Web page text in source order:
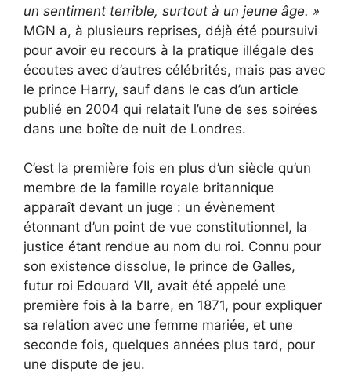
un sentiment terrible, surtout à un jeune âge. »
MGN a, à plusieurs reprises, déjà été poursuivi
pour avoir eu recours à la pratique illégale des
écoutes avec d’autres célébrités, mais pas avec
le prince Harry, sauf dans le cas d’un article
publié en 2004 qui relatait l’une de ses soirées
dans une boîte de nuit de Londres.
C’est la première fois en plus d’un siècle qu’un
membre de la famille royale britannique
apparaît devant un juge : un évènement
étonnant d’un point de vue constitutionnel, la
justice étant rendue au nom du roi. Connu pour
son existence dissolue, le prince de Galles,
futur roi Edouard VII, avait été appelé une
première fois à la barre, en 1871, pour expliquer
sa relation avec une femme mariée, et une
seconde fois, quelques années plus tard, pour
une dispute de jeu.